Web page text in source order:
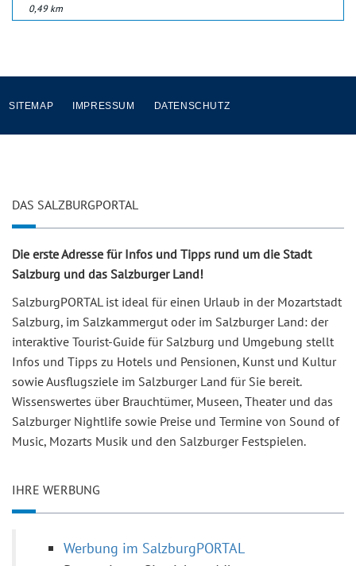
0,49 km
SITEMAP IMPRESSUM DATENSCHUTZ
DAS SALZBURGPORTAL
Die erste Adresse für Infos und Tipps rund um die Stadt
Salzburg und das Salzburger Land!
SalzburgPORTAL ist ideal für einen Urlaub in der Mozartstadt
Salzburg, im Salzkammergut oder im Salzburger Land: der
interaktive Tourist-Guide für Salzburg und Umgebung stellt
Infos und Tipps zu Hotels und Pensionen, Kunst und Kultur
sowie Ausflugsziele im Salzburger Land für Sie bereit.
Wissenswertes über Brauchtümer, Museen, Theater und das
Salzburger Nightlife sowie Preise und Termine von Sound of
Music, Mozarts Musik und den Salzburger Festspielen.
IHRE WERBUNG
Werbung im SalzburgPORTAL